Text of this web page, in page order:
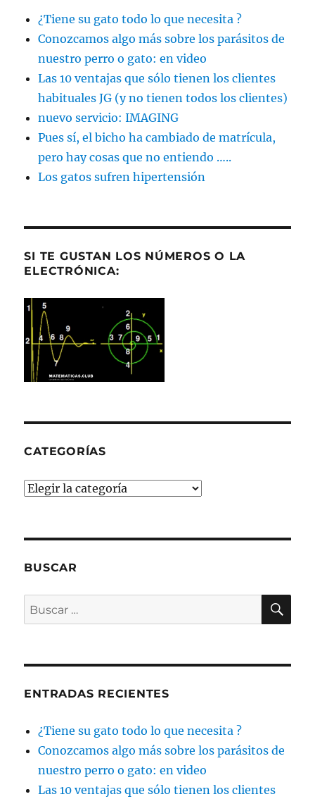
¿Tiene su gato todo lo que necesita ?
Conozcamos algo más sobre los parásitos de
nuestro perro o gato: en video
Las 10 ventajas que sólo tienen los clientes
habituales JG (y no tienen todos los clientes)
nuevo servicio: IMAGING
Pues sí, el bicho ha cambiado de matrícula,
pero hay cosas que no entiendo …..
Los gatos sufren hipertensión
SI TE GUSTAN LOS NÚMEROS O LA
ELECTRÓNICA:
CATEGORÍAS
Categorías
BUSCAR
Buscar
por:
ENTRADAS RECIENTES
¿Tiene su gato todo lo que necesita ?
Conozcamos algo más sobre los parásitos de
nuestro perro o gato: en video
Las 10 ventajas que sólo tienen los clientes